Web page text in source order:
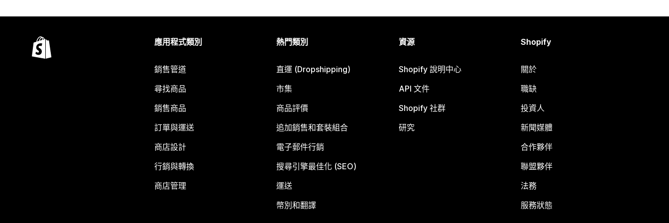
應用程式類別
銷售管道
尋找商品
銷售商品
訂單與運送
商店設計
行銷與轉換
商店管理
熱門類別
直運 (Dropshipping)
市集
商品評價
追加銷售和套裝組合
電子郵件行銷
搜尋引擎最佳化 (SEO)
運送
幣別和翻譯
資源
Shopify 說明中心
API 文件
Shopify 社群
研究
Shopify
關於
職缺
投資人
新聞媒體
合作夥伴
聯盟夥伴
法務
服務狀態